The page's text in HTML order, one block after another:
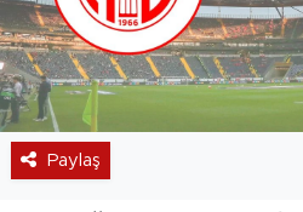
Paylaş